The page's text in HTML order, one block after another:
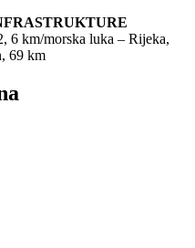
6 km/morska luka – Rijeka,
69 km